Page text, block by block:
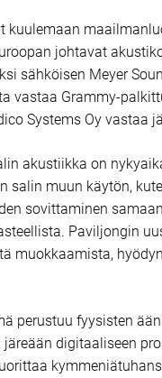
kuulemaan
johtavat
sähköisen Meyer
vastaa Grammy-
Systems Oy vastaa
akustiikka on
salin muun käytön,
sovittaminen
Paviljongin
muokkaamista,
perustuu fyysisten
digitaaliseen